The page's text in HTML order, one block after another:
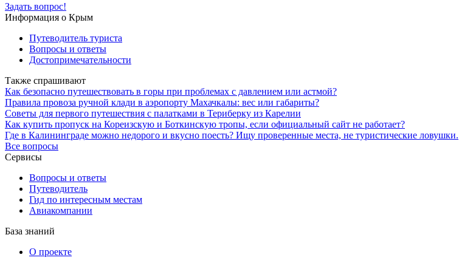
Задать вопрос!
Информация о Крым
Путеводитель туриста
Вопросы и ответы
Достопримечательности
Также спрашивают
Как безопасно путешествовать в горы при проблемах с давлением или астмой?
Правила провоза ручной клади в аэропорту Махачкалы: вес или габариты?
Советы для первого путешествия с палатками в Териберку из Карелии
Как купить пропуск на Кореизскую и Боткинскую тропы, если официальный сайт не работает?
Где в Калининграде можно недорого и вкусно поесть? Ищу проверенные места, не туристические ловушки.
Все вопросы
Сервисы
Вопросы и ответы
Путеводитель
Гид по интересным местам
Авиакомпании
База знаний
О проекте